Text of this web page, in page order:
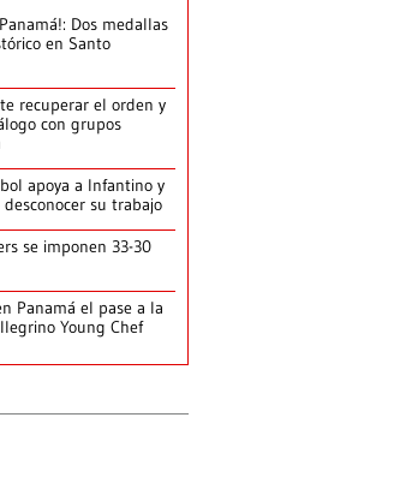
Dos medallas
en Santo
recuperar el orden y
con grupos
apoya a Infantino y
su trabajo
se imponen 33-30
Panamá el pase a la
Young Chef